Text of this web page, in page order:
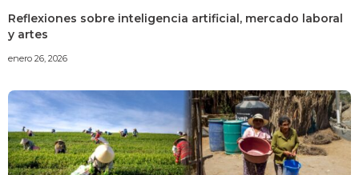
Reflexiones sobre inteligencia artificial, mercado laboral
y artes
enero 26, 2026